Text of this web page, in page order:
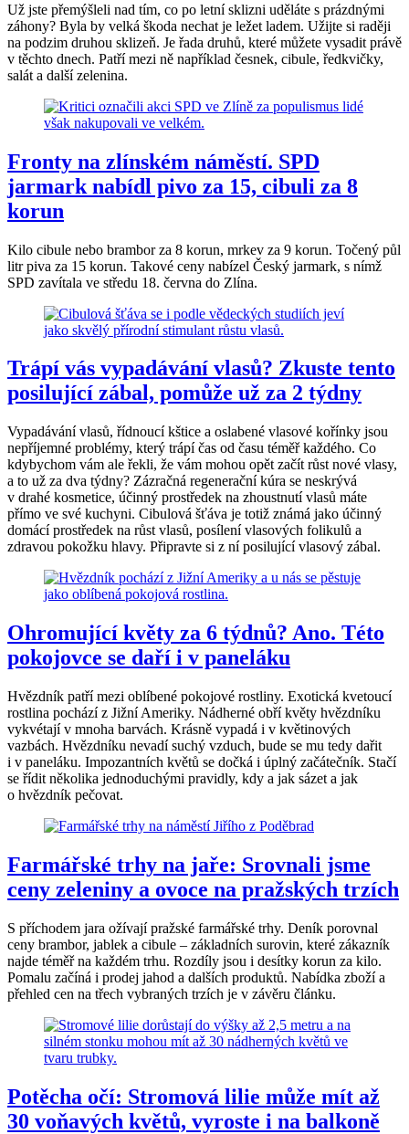
Už jste přemýšleli nad tím, co po letní sklizni uděláte s prázdnými
záhony? Byla by velká škoda nechat je ležet ladem. Užijte si raději
na podzim druhou sklizeň. Je řada druhů, které můžete vysadit právě
v těchto dnech. Patří mezi ně například česnek, cibule, ředkvičky,
salát a další zelenina.
Fronty na zlínském náměstí. SPD
jarmark nabídl pivo za 15, cibuli za 8
korun
Kilo cibule nebo brambor za 8 korun, mrkev za 9 korun. Točený půl
litr piva za 15 korun. Takové ceny nabízel Český jarmark, s nímž
SPD zavítala ve středu 18. června do Zlína.
Trápí vás vypadávání vlasů? Zkuste tento
posilující zábal, pomůže už za 2 týdny
Vypadávání vlasů, řídnoucí kštice a oslabené vlasové kořínky jsou
nepříjemné problémy, který trápí čas od času téměř každého. Co
kdybychom vám ale řekli, že vám mohou opět začít růst nové vlasy,
a to už za dva týdny? Zázračná regenerační kúra se neskrývá
v drahé kosmetice, účinný prostředek na zhoustnutí vlasů máte
přímo ve své kuchyni. Cibulová šťáva je totiž známá jako účinný
domácí prostředek na růst vlasů, posílení vlasových folikulů a
zdravou pokožku hlavy. Připravte si z ní posilující vlasový zábal.
Ohromující květy za 6 týdnů? Ano. Této
pokojovce se daří i v paneláku
Hvězdník patří mezi oblíbené pokojové rostliny. Exotická kvetoucí
rostlina pochází z Jižní Ameriky. Nádherné obří květy hvězdníku
vykvétají v mnoha barvách. Krásně vypadá i v květinových
vazbách. Hvězdníku nevadí suchý vzduch, bude se mu tedy dařit
i v paneláku. Impozantních květů se dočká i úplný začátečník. Stačí
se řídit několika jednoduchými pravidly, kdy a jak sázet a jak
o hvězdník pečovat.
Farmářské trhy na jaře: Srovnali jsme
ceny zeleniny a ovoce na pražských trzích
S příchodem jara ožívají pražské farmářské trhy. Deník porovnal
ceny brambor, jablek a cibule – základních surovin, které zákazník
najde téměř na každém trhu. Rozdíly jsou i desítky korun za kilo.
Pomalu začíná i prodej jahod a dalších produktů. Nabídka zboží a
přehled cen na třech vybraných trzích je v závěru článku.
Potěcha očí: Stromová lilie může mít až
30 voňavých květů, vyroste i na balkoně